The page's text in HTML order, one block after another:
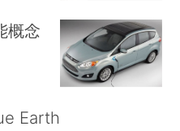
概念
Earth